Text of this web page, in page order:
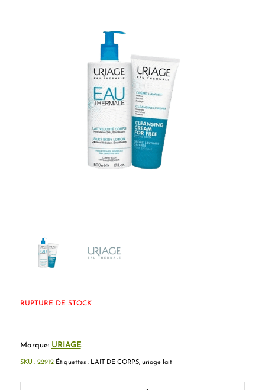
RUPTURE DE STOCK
Marque: URIAGE
SKU : 22912 Étiquettes : LAIT DE CORPS, uriage lait